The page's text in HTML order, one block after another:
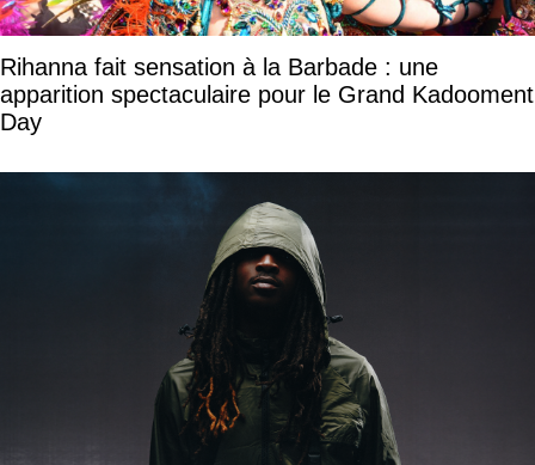
Rihanna fait sensation à la Barbade : une
apparition spectaculaire pour le Grand Kadooment
Day